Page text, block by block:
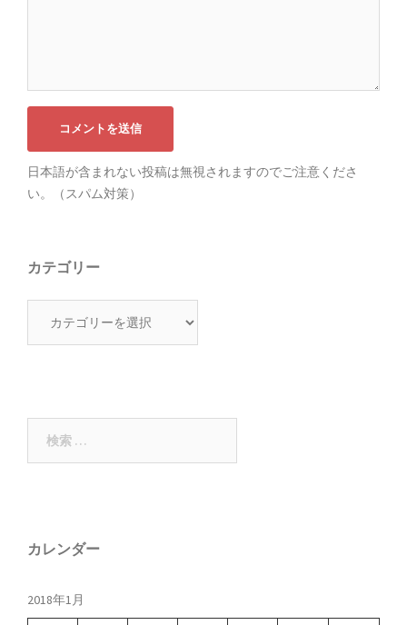
日本語が含まれない投稿は無視されますのでご注意くださ
い。（スパム対策）
カテゴリー
カレンダー
2018年1月